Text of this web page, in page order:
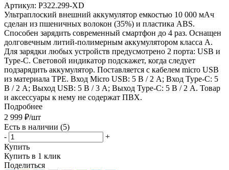
Артикул: P322.299-XD
Ультраплоский внешний аккумулятор емкостью 10 000 мАч
сделан из пшеничных волокон (35%) и пластика ABS.
Способен зарядить современный смартфон до 4 раз. Оснащен
долговечным литий-полимерным аккумулятором класса А.
Для зарядки любых устройств предусмотрено 2 порта: USB и
Type-C. Световой индикатор подскажет, когда следует
подзарядить аккумулятор. Поставляется с кабелем micro USB
из материала TPE. Вход Micro USB: 5 В / 2 А; Вход Type-C: 5
В / 2 А; Выход USB: 5 В / 3 А; Выход Type-C: 5 В / 2 А. Товар
и аксессуары к нему не содержат ПВХ.
Подробнее
2 999 ₽/шт
Есть в наличии (5)
-
+
Купить
Купить в 1 клик
Поделиться